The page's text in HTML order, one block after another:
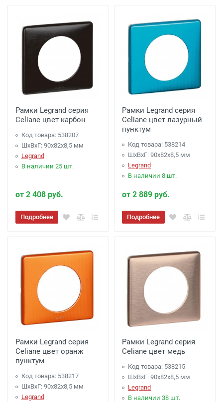
Рамки Legrand серия
Celiane цвет карбон
Код товара: 538207
ШхВхГ: 90x82x8,5 мм
Legrand
В наличии 25 шт.
от 2 408 руб.
Подробнее
Рамки Legrand серия
Celiane цвет лазурный
пунктум
Код товара: 538214
ШхВхГ: 90x82x8,5 мм
Legrand
В наличии 8 шт.
от 2 889 руб.
Подробнее
Рамки Legrand серия
Celiane цвет оранж
пунктум
Код товара: 538217
ШхВхГ: 90x82x8,5 мм
Legrand
Рамки Legrand серия
Celiane цвет медь
Код товара: 538215
ШхВхГ: 90x82x8,5 мм
Legrand
В наличии 38 шт.